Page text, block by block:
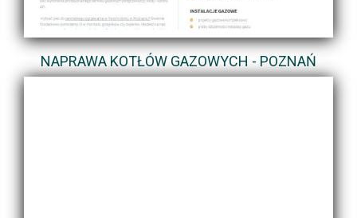
NAPRAWA KOTŁÓW GAZOWYCH - POZNAŃ